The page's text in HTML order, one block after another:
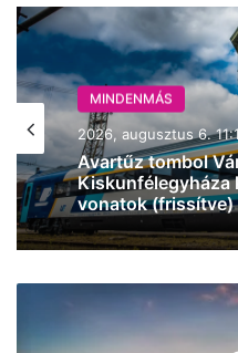
MINDENMÁS
2026, augusztus 6.
Avartűz tombol
Kiskunfélegyháza
vonatok (frissítve)
MINDENMÁS
2026, augusztus 6.
nemzetközi
cég keres új